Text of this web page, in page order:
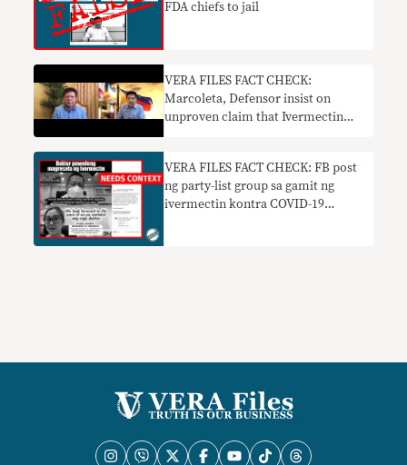
FDA chiefs to jail
VERA FILES FACT CHECK:
Marcoleta, Defensor insist on
unproven claim that Ivermectin
VERA FILES FACT CHECK: FB post
ng party-list group sa gamit ng
ivermectin kontra COVID-19